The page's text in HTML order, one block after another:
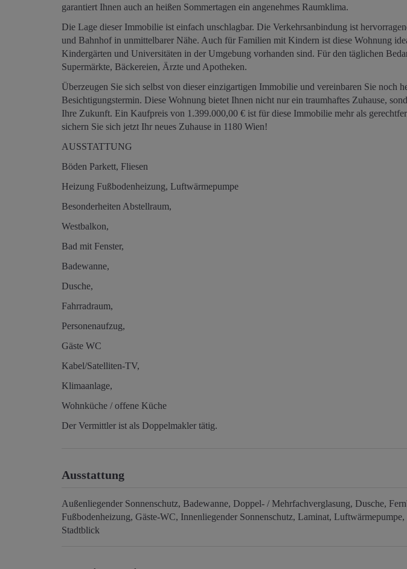
garantiert Ihnen auch an heißen Sommertagen ein angenehmes Raumklima.
Die Lage dieser Immobilie ist einfach unschlagbar. Die Verkehrsanbindung ist
und Bahnhof in unmittelbarer Nähe. Auch für Familien mit Kindern ist diese Wohnung
Kindergärten und Universitäten in der Umgebung vorhanden sind. Für den täglichen
Supermärkte, Bäckereien, Ärzte und Apotheken.
Überzeugen Sie sich selbst von dieser einzigartigen Immobilie und vereinbaren Sie noch
Besichtigungstermin. Diese Wohnung bietet Ihnen nicht nur ein traumhaftes Zuhause,
Ihre Zukunft. Ein Kaufpreis von 1.399.000,00 € ist für diese Immobilie mehr als
sichern Sie sich jetzt Ihr neues Zuhause in 1180 Wien!
AUSSTATTUNG
Böden Parkett, Fliesen
Heizung Fußbodenheizung, Luftwärmepumpe
Besonderheiten Abstellraum,
Westbalkon,
Bad mit Fenster,
Badewanne,
Dusche,
Fahrradraum,
Personenaufzug,
Gäste WC
Kabel/Satelliten-TV,
Klimaanlage,
Wohnküche / offene Küche
Der Vermittler ist als Doppelmakler tätig.
Ausstattung
Außenliegender Sonnenschutz Badewanne Doppel- / Mehrfachverglasung Dusche
Fußbodenheizung Gäste-WC Innenliegender Sonnenschutz Laminat Luftwärmepumpe
Stadtblick